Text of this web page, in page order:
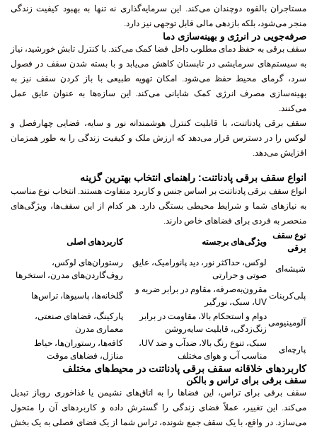
منجر می‌شود، بلکه بازدهی مالی قابل توجهی نیز دارد.
صرفه‌جویی در انرژی و بهینه‌سازی دما
سقف برقی به حفظ دمای مطلوب داخل فضا کمک می‌کند. با کنترل تابش خورشید، نیاز
به سیستم‌های سرمایشی در تابستان کاهش می‌یابد و با بسته شدن سقف در فصول
سرد، گرمای محیط حفظ می‌شود. امکان تهویه طبیعی با باز کردن سقف نیز به
بهینه‌سازی مصرف انرژی کمک شایانی می‌کند. این سازه‌ها به عنوان عایق عمل
می‌کنند.
سقف برقی پادناتنت، با قابلیت کنترل هوشمندانه نور و سایه، فضایی چهارفصل و
لوکس را در دسترس قرار می‌دهد که ارزش ملک و کیفیت زندگی را به طور همزمان
افزایش می‌دهد.
انواع سقف برقی پادناتنت: راهنمای انتخاب بهترین گزینه
انواع سقف برقی پادناتنت بر اساس جنس و کاربرد متفاوت هستند. انتخاب نوع مناسب
به نیازهای شما و شرایط محیطی بستگی دارد. هر کدام از این سقف‌ها، ویژگی‌های
منحصر به فردی برای فضاهای خاص دارند.
نوع سقف
برقی
ویژگی‌های برجسته کاربردهای اصلی
شیشه‌ای
لوکس، حداکثر نور، دید پانورامیک، عایق
صوتی و حرارتی
رستوران‌های لوکس،
روف‌گاردن‌های مدرن، استخرها
پلی‌کربنات
مقرون‌به‌صرفه، مقاوم در برابر ضربه و
UV، سبک، نورگیر
گلخانه‌ها، پاسیوها، تراس‌ها
آلومینیومی
دوام و استحکام بالا، مقاومت در برابر
زنگ‌زدگی، قابلیت سایه‌روشن
پارکینگ، فضاهای صنعتی،
معماری مدرن
پارچه‌ای
سبک، تنوع رنگ بالا، ضدآب و ضد UV،
مناسب آب و هوای مختلف
کافه‌ها، رستوران‌ها، حیاط
منازل، فضاهای موقت
کاربردهای خلاقانه سقف برقی پادناتنت در محیط‌های مختلف
سقف برقی برای تراس و بالکن
سقف برقی برای تراس، این فضاها را به اتاق‌های نشیمن یا غذاخوری روباز تبدیل
می‌کند. این تغییر، عملاً فضای زندگی را گسترش داده و کاربردهای آن را متحول
می‌سازد. در واقع، با یک سقف جمع شونده، تراس شما از یک فضای فصلی به یک بخش